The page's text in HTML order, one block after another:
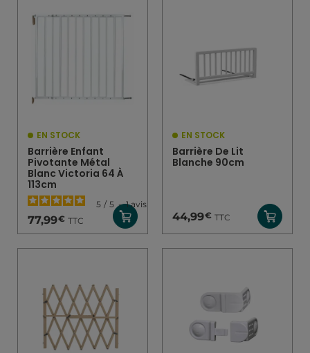
EN STOCK
Barrière Enfant
Pivotante Métal
Blanc Victoria 64 À
113cm
5 / 5 - 1avis
77,99€ TTC
EN STOCK
Barrière De Lit
Blanche 90cm
44,99€ TTC